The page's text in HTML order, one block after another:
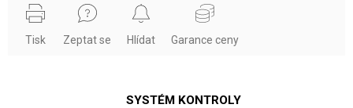
Tisk Zeptat se Hlídat Garance ceny
SYSTÉM KONTROLY